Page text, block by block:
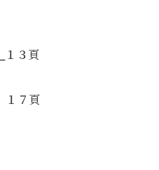
１３頁
７頁